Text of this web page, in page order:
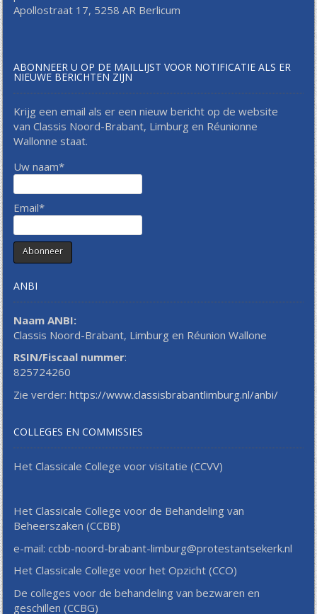
Apollostraat 17, 5258 AR Berlicum
ABONNEER U OP DE MAILLIJST VOOR NOTIFICATIE ALS ER
NIEUWE BERICHTEN ZIJN
Krijg een email als er een nieuw bericht op de website
van Classis Noord-Brabant, Limburg en Réunionne
Wallonne staat.
Uw naam*
Email*
ANBI
Naam ANBI:
Classis Noord-Brabant, Limburg en Réunion Wallone
RSIN/Fiscaal nummer:
825724260
Zie verder:https://www.classisbrabantlimburg.nl/anbi/
COLLEGES EN COMMISSIES
Het Classicale College voor visitatie (CCVV)
Het Classicale College voor de Behandeling van
Beheerszaken (CCBB)
e-mail: ccbb-noord-brabant-limburg@protestantsekerk.nl
Het Classicale College voor het Opzicht (CCO)
De colleges voor de behandeling van bezwaren en
geschillen (CCBG)